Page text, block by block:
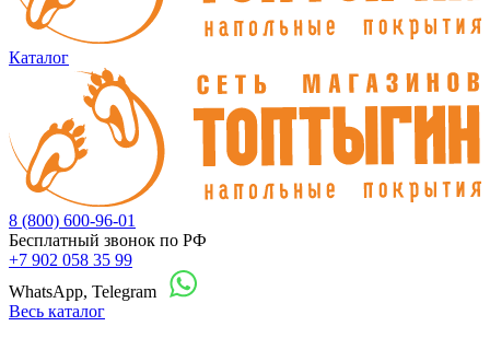
Каталог
8 (800) 600-96-01
Бесплатный звонок по РФ
+7 902 058 35 99
WhatsApp, Telegram
Весь каталог